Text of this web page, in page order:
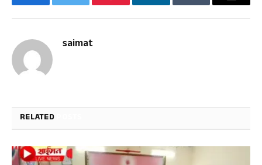
FacebookTwitter Pinterest LinkedInTumblr Email
saimat
RELATED